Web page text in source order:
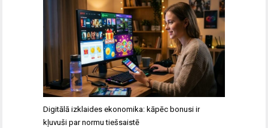
Digitālā izklaides ekonomika: kāpēc bonusi ir
kļuvuši par normu tiešsaistē